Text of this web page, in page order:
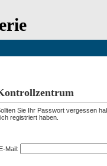
Sie Ihr Passwort vergessen
registriert haben.
E-Mail: